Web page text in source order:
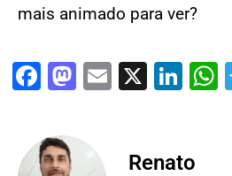
mais animado para ver?
Facebook
Mastodon
Email
X
Renato